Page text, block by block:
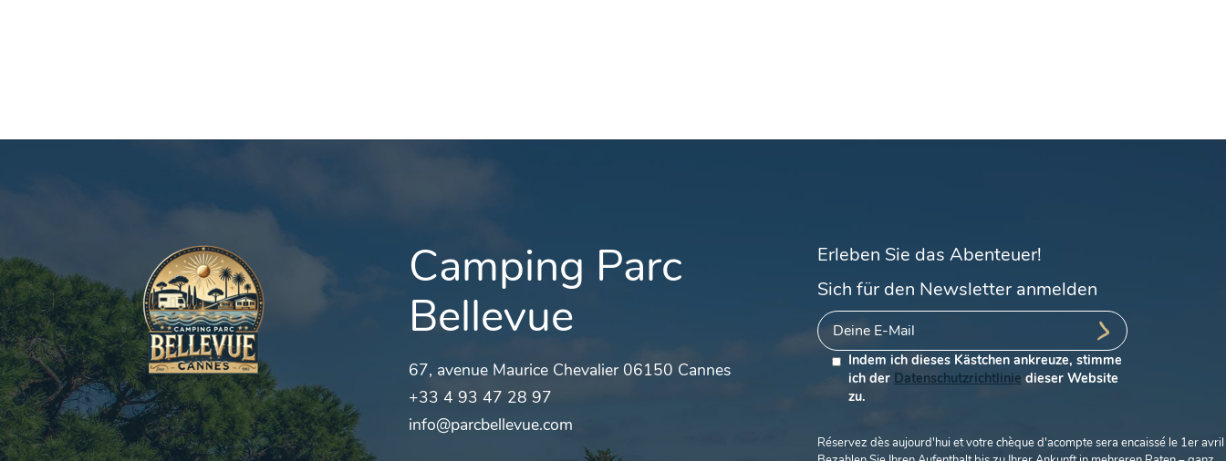
Camping Parc
Bellevue
67, avenue Maurice Chevalier 06150 Cannes
+33 4 93 47 28 97
info@parcbellevue.com
Erleben Sie das Abenteuer!
Sich für den Newsletter anmelden
Indem ich dieses Kästchen ankreuze, stimme
ich der Datenschutzrichtlinie dieser Website
zu.
Réservez dès aujourd'hui et votre chèque d'acompte sera encaissé le 1er avril